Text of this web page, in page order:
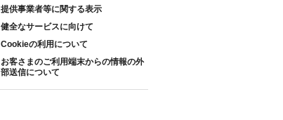
提供事業者等に関する表示
健全なサービスに向けて
Cookieの利用について
お客さまのご利用端末からの情報の外
部送信について